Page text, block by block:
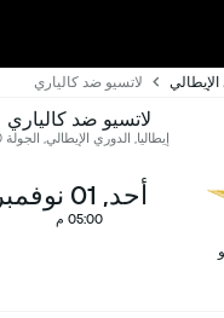
الإيطالي لاتسيو ضد كالياري
لاتسيو ضد كالياري
إيطاليا, الدوري الإيطالي, الجولة 10
أحد, 01 نوفمبر
05:00 م